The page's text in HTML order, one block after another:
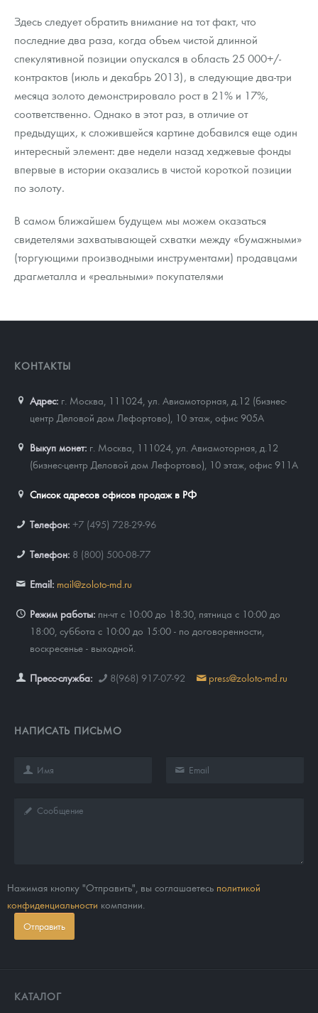
Ювелирные изделия
Русская нумизматика
Золотая карманная галерея
Наборы подарочных и коллекционных монет
Монеты и жетоны из недрагоценных металлов
Книги по нумизматике
Положение по обработке и защите персональных данных
Здесь следует обратить внимание на тот факт, что
последние два раза, когда объем чистой длинной
спекулятивной позиции опускался в область 25 000+/-
контрактов (июль и декабрь 2013), в следующие два-три
месяца золото демонстрировало рост в 21% и 17%,
соответственно. Однако в этот раз, в отличие от
предыдущих, к сложившейся картине добавился еще один
интересный элемент: две недели назад хеджевые фонды
впервые в истории оказались в чистой короткой позиции
по золоту.
В самом ближайшем будущем мы можем оказаться
свидетелями захватывающей схватки между «бумажными»
(торгующими производными инструментами) продавцами
драгметалла и «реальными» покупателями
КОНТАКТЫ
Адрес: г. Москва, 111024 ул. Авиамоторная, д.12 (бизнес-
центр Деловой дом Лефортово), 10 этаж, офис 905А
Выкуп монет: г. Москва, 111024, ул. Авиамоторная, д.12
(бизнес-центр Деловой дом Лефортово), 10 этаж, офис 911А
Список адресов офисов продаж в РФ
Телефон: +7 (495) 728-29-96
Телефон: 8 (800) 500-08-77
Email: mail@zoloto-md.ru
Режим работы: пн-чт с 10:00 до 18:30, пятница с 10:00 до
18:00, суббота с 10:00 до 15:00 - по договоренности,
воскресенье - выходной.
Пресс-служба: 8(968) 917-07-92 press@zoloto-md.ru
НАПИСАТЬ ПИСЬМО
Нажимая кнопку "Отправить", вы соглашаетесь политикой
конфиденциальности компании.
Отправить
КАТАЛОГ